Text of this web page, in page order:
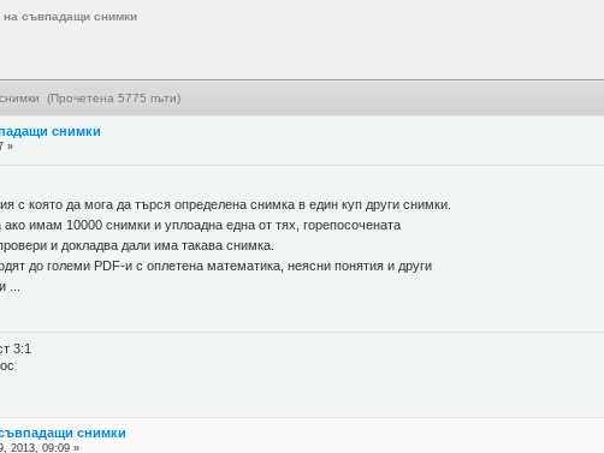
съвпадащи снимки
(Прочетена 5775 пъти)
снимки
»
с която да мога да търся определена снимка в един куп други снимки.
имам 10000 снимки и уплоадна една от тях, горепосочената
и докладва дали има такава снимка.
до големи PDF-и с оплетена математика, неясни понятия и други
...
3:1
снимки
2013, 09:09 »